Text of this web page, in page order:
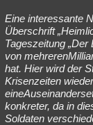
Eine interessante
Überschrift
Tageszeitung
von
hat. Hier wird der
Krisenzeiten
konkreter, da in
Soldaten